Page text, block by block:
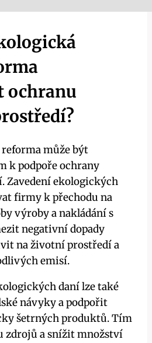
ochranu
může být
k podpoře ochrany
Zavedení ekologických
firmy k přechodu na
výroby a nakládání s
negativní dopady
na životní prostředí a
emisí.
daní lze také
návyky a podpořit
šetrných produktů. Tím
zdrojů a snížit množství